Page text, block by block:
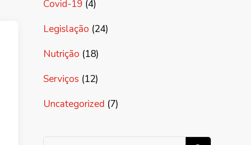
Covid-19 (4)
Legislação (24)
Nutrição (18)
Serviços (12)
Uncategorized (7)